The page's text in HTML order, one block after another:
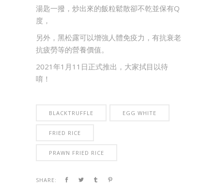
湯匙一撥，炒出來的飯粒鬆散卻不乾並保有Q
度，
另外，黑松露可以增強人體免疫力，有抗衰老
抗疲勞等的營養價值。
2021年1月11日正式推出，大家拭目以待
唷！
BLACKTRUFFLE EGG WHITE
FRIED RICE
PRAWN FRIED RICE
SHARE: